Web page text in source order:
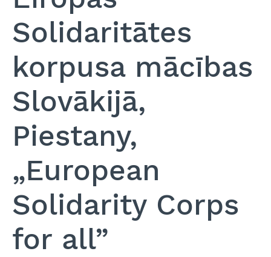
Solidaritātes
korpusa mācības
Slovākijā,
Piestany,
„European
Solidarity Corps
for all”